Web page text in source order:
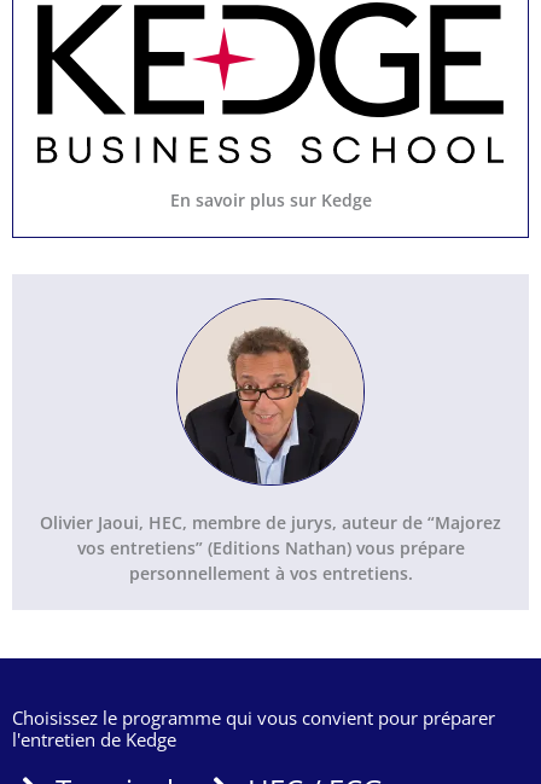
En savoir plus sur Kedge
Olivier Jaoui, HEC, membre de jurys, auteur de “Majorez
vos entretiens” (Editions Nathan) vous prépare
personnellement à vos entretiens.
Choisissez le programme qui vous convient pour préparer
l'entretien de Kedge